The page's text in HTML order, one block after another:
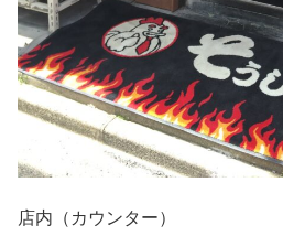
店内（カウンター）